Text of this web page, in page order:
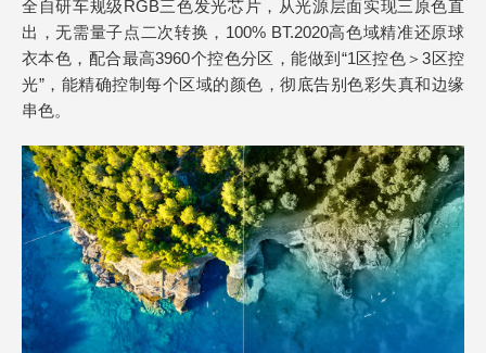
全自研车规级RGB三色发光芯片，从光源层面实现三原色直
出，无需量子点二次转换，100% BT.2020高色域精准还原球
衣本色，配合最高3960个控色分区，能做到“1区控色＞3区控
光”，能精确控制每个区域的颜色，彻底告别色彩失真和边缘
串色。